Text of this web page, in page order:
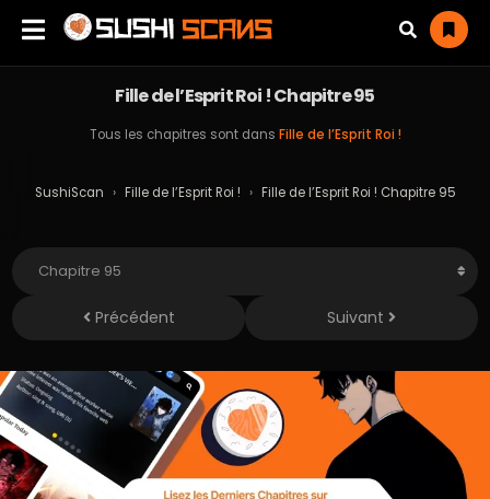
Fille de l’Esprit Roi ! Chapitre 95
Tous les chapitres sont dans Fille de l’Esprit Roi !
SushiScan › Fille de l’Esprit Roi ! › Fille de l’Esprit Roi ! Chapitre 95
Précédent Suivant